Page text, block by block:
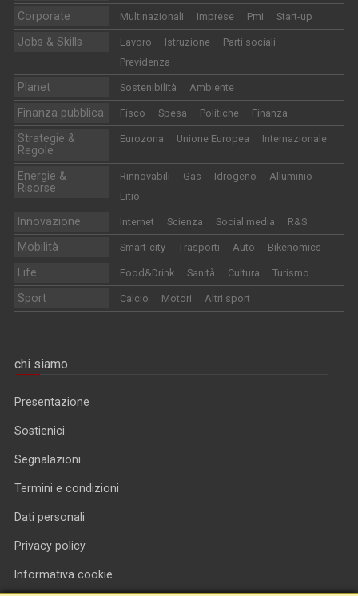
Corporate Multinazionali Imprese Pmi Start-up
Jobs & Skills Lavoro Istruzione
Parti sociali
Previdenza
Planet Sostenibilità Ambiente
Finanza pubblica Fisco Spesa Politiche Finanza
Strategie &
Regole
Eurozona Unione Europea Internazionale
Energie &
Risorse
Rinnovabili Gas Idrogeno
Alluminio
Litio
Innovazione Internet Scienza Social media R&S
Mobilità Smart-city Trasporti Auto Bikenomics
Life Food&Drink Sanità Cultura Turismo
Sport Calcio Motori Altri sport
chi siamo
Presentazione
Sostienici
Segnalazioni
Termini e condizioni
Dati personali
Privacy policy
Informativa cookie